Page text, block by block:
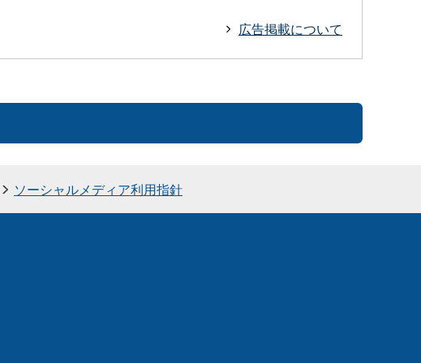
広告掲載について
ソーシャルメディア利用指針